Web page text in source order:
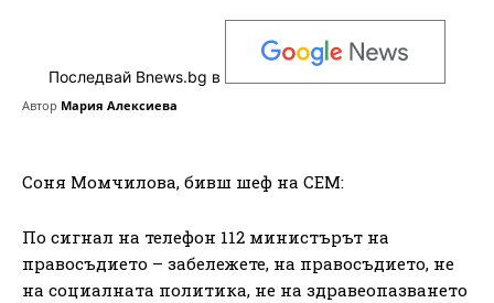
Последвай Bnews.bg в
Автор Мария Алексиева
Соня Момчилова, бивш шеф на СЕМ:
По сигнал на телефон 112 министърът на
правосъдието – забележете, на правосъдието, не
на социалната политика, не на здравеопазването